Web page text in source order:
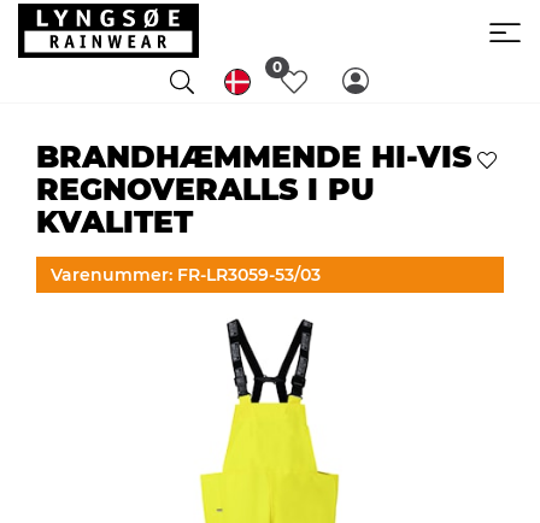
0
BRANDHÆMMENDE HI-VIS
REGNOVERALLS I PU
KVALITET
Varenummer: FR-LR3059-53/03